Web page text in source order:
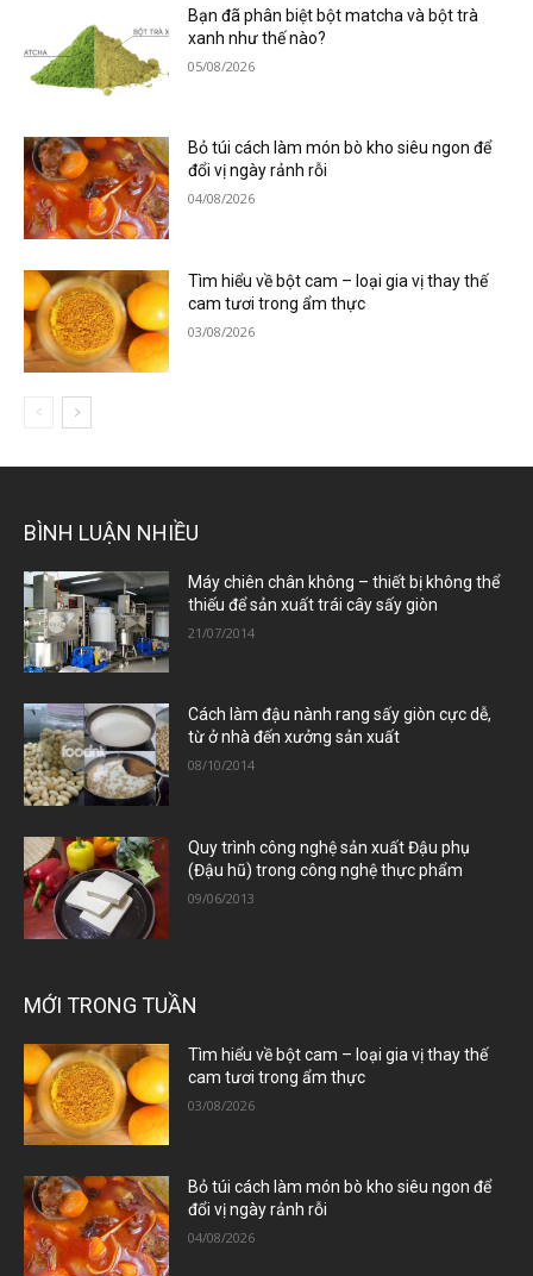
Bạn đã phân biệt bột matcha và bột trà
xanh như thế nào?
05/08/2026
Bỏ túi cách làm món bò kho siêu ngon để
đổi vị ngày rảnh rỗi
04/08/2026
Tìm hiểu về bột cam – loại gia vị thay thế
cam tươi trong ẩm thực
03/08/2026
BÌNH LUẬN NHIỀU
Máy chiên chân không – thiết bị không thể
thiếu để sản xuất trái cây sấy giòn
21/07/2014
Cách làm đậu nành rang sấy giòn cực dễ,
từ ở nhà đến xưởng sản xuất
08/10/2014
Quy trình công nghệ sản xuất Đậu phụ
(Đậu hũ) trong công nghệ thực phẩm
09/06/2013
MỚI TRONG TUẦN
Tìm hiểu về bột cam – loại gia vị thay thế
cam tươi trong ẩm thực
03/08/2026
Bỏ túi cách làm món bò kho siêu ngon để
đổi vị ngày rảnh rỗi
04/08/2026